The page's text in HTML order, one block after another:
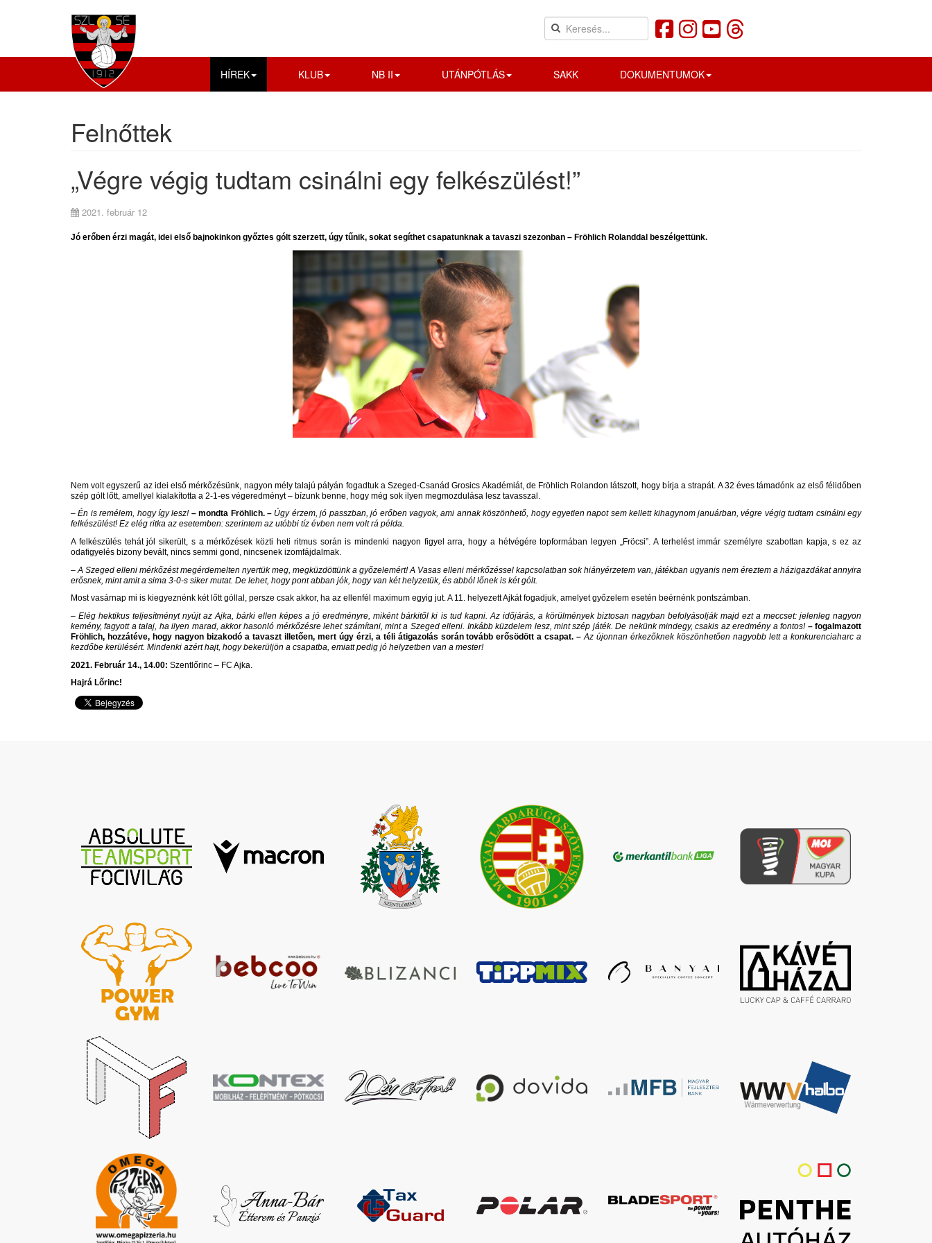
HÍREK KLUB NB II UTÁNPÓTLÁS SAKK DOKUMENTUMOK
Felnőttek
„Végre végig tudtam csinálni egy felkészülést!”
2021. február 12
Jó erőben érzi magát, idei első bajnokinkon győztes gólt szerzett, úgy tűnik, sokat segíthet csapatunknak a tavaszi szezonban – Fröhlich Rolanddal beszélgettünk.
Nem volt egyszerű az idei első mérkőzésünk, nagyon mély talajú pályán fogadtuk a Szeged-Csanád Grosics Akadémiát, de Fröhlich Rolandon látszott, hogy bírja a strapát. A 32 éves támadónk az első félidőben
szép gólt lőtt, amellyel kialakította a 2-1-es végeredményt – bízunk benne, hogy még sok ilyen megmozdulása lesz tavasszal.
– Én is remélem, hogy így lesz! – mondta Fröhlich. – Úgy érzem, jó passzban, jó erőben vagyok, ami annak köszönhető, hogy egyetlen napot sem kellett kihagynom januárban, végre végig tudtam csinálni egy
felkészülést! Ez elég ritka az esetemben: szerintem az utóbbi tíz évben nem volt rá példa.
A felkészülés tehát jól sikerült, s a mérkőzések közti heti ritmus során is mindenki nagyon figyel arra, hogy a hétvégére topformában legyen „Fröcsi”. A terhelést immár személyre szabottan kapja, s ez az
odafigyelés bizony bevált, nincs semmi gond, nincsenek izomfájdalmak.
– A Szeged elleni mérkőzést megérdemelten nyertük meg, megküzdöttünk a győzelemért! A Vasas elleni mérkőzéssel kapcsolatban sok hiányérzetem van, játékban ugyanis nem éreztem a házigazdákat annyira
erősnek, mint amit a sima 3-0-s siker mutat. De lehet, hogy pont abban jók, hogy van két helyzetük, és abból lőnek is két gólt.
Most vasárnap mi is kiegyeznénk két lőtt góllal, persze csak akkor, ha az ellenfél maximum egyig jut. A 11. helyezett Ajkát fogadjuk, amelyet győzelem esetén beérnénk pontszámban.
– Elég hektikus teljesítményt nyújt az Ajka, bárki ellen képes a jó eredményre, miként bárkitől ki is tud kapni. Az időjárás, a körülmények biztosan nagyban befolyásolják majd ezt a meccset: jelenleg nagyon
kemény, fagyott a talaj, ha ilyen marad, akkor hasonló mérkőzésre lehet számítani, mint a Szeged elleni. Inkább küzdelem lesz, mint szép játék. De nekünk mindegy, csakis az eredmény a fontos!– fogalmazott
Fröhlich, hozzátéve, hogy nagyon bizakodó a tavaszt illetően, mert úgy érzi, a téli átigazolás során tovább erősödött a csapat. – Az újonnan érkezőknek köszönhetően nagyobb lett a konkurenciaharc a
kezdőbe kerülésért. Mindenki azért hajt, hogy bekerüljön a csapatba, emiatt pedig jó helyzetben van a mester!
2021. Február 14., 14.00: Szentlőrinc – FC Ajka.
Hajrá Lőrinc!